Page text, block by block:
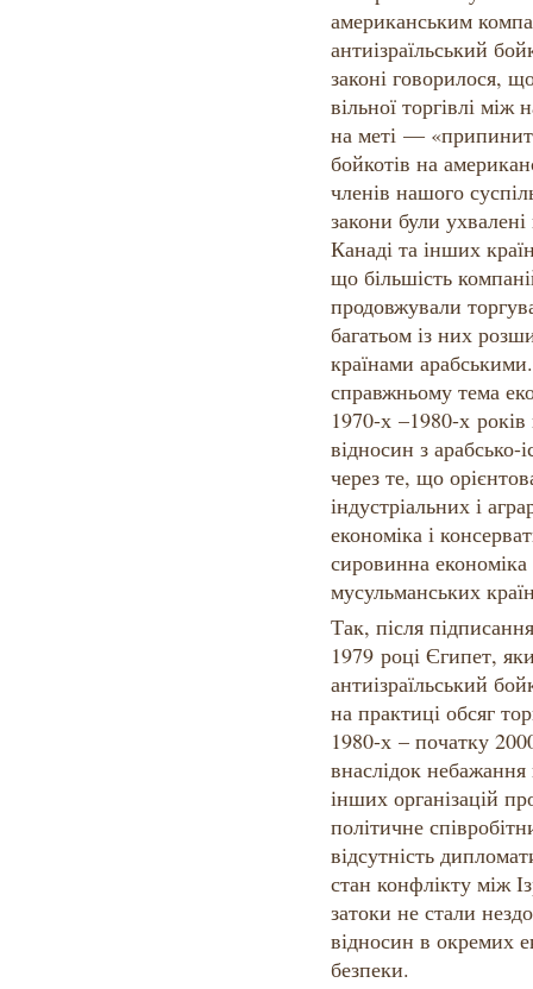
американським
антиізраїльський
законі говорилося,
вільної торгівлі
на меті —
бойкотів на
членів нашого
закони були
Канаді та інших
що більшість
продовжували
багатьом із них
країнами
справжньому тема
1970-х –1980-х
відносин з арабсько-
через те, що
індустріальних і
економіка і
сировинна економіка
мусульманських
Так, після
1979 році Єгипет,
антиізраїльський
на практиці обсяг
1980-х – початку
внаслідок
інших організацій
політичне
відсутність
стан конфлікту між
затоки не стали
відносин в окремих
безпеки.